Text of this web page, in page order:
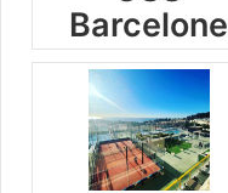
Barcelone